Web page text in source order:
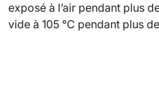
exposé à l’air pendant plus
vide à 105 °C pendant plus